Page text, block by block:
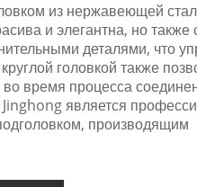
из нержавеющей
и элегантна, но также
деталями, что
головкой также
время процесса
является
производящим